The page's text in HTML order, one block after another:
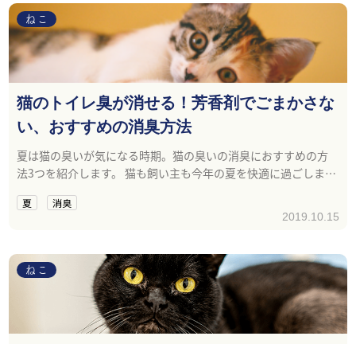
ねこ
猫のトイレ臭が消せる！芳香剤でごまかさな
い、おすすめの消臭方法
夏は猫の臭いが気になる時期。猫の臭いの消臭におすすめの方
法3つを紹介します。 猫も飼い主も今年の夏を快適に過ごしまし
夏 消臭
2019.10.15
ねこ